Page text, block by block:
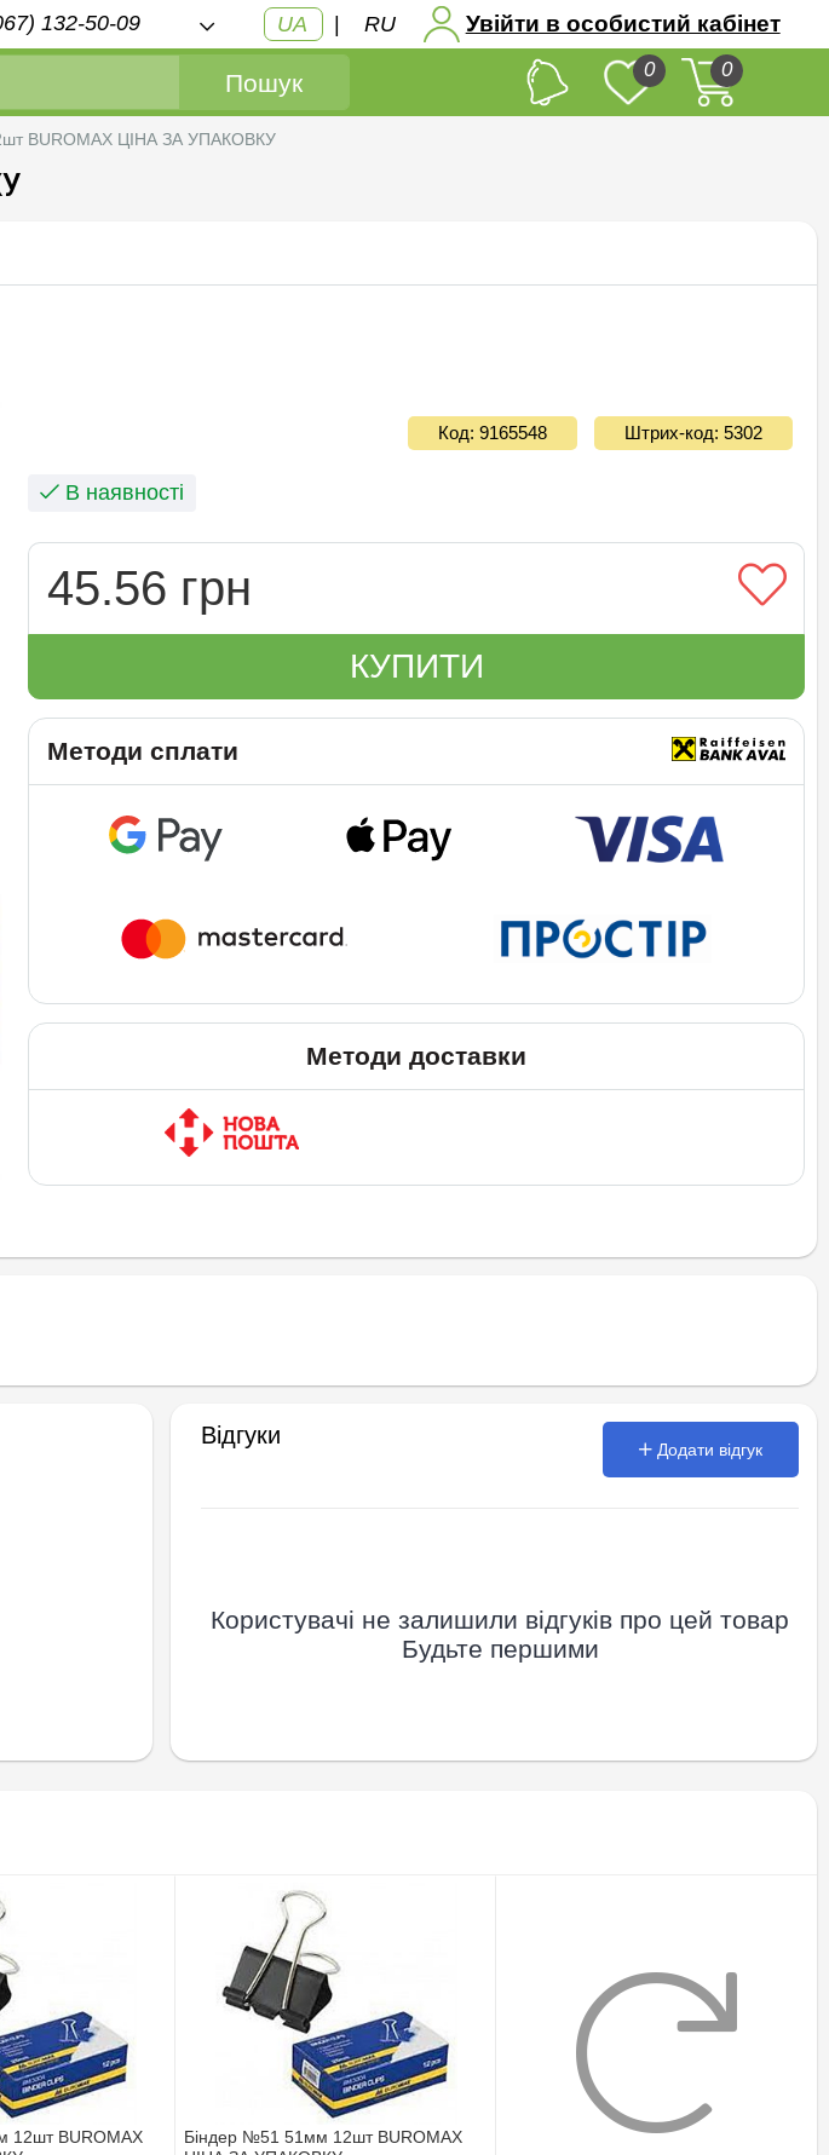
132-50-09 UA | RU Увійти в особистий кабінет
Пошук 0 0
BUROMAX ЦІНА ЗА УПАКОВКУ
Код: 9165548 Штрих-код: 5302
В наявності
45.56 грн
КУПИТИ
Методи сплати
Методи доставки
Відгуки
Додати відгук
Користувачі не залишили відгуків про цей товар
Будьте першими
12шт BUROMAX
Біндер №51 51мм 12шт BUROMAX